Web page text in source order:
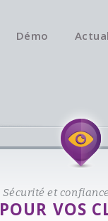
Démo
Sécurité et
POUR VOS